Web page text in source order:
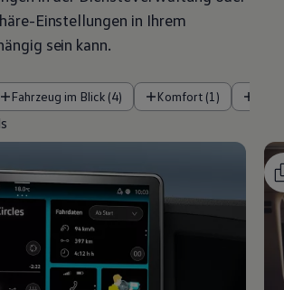
Einstellungen in Ihrem
sein kann.
Fahrzeug im Blick (4) Komfort (1)